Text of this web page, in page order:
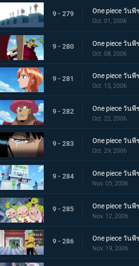
9 - 279 One piece วัน
Oct. 01, 2006
9 - 280 One piece วัน
Oct. 08, 2006
9 - 281 One piece วัน
Oct. 15, 2006
9 - 282 One piece วัน
Oct. 22, 2006
9 - 283 One piece วัน
Oct. 29, 2006
9 - 284 One piece วัน
Nov. 05, 2006
9 - 285 One piece วัน
Nov. 12, 2006
9 - 286 One piece วัน
Nov. 19, 2006